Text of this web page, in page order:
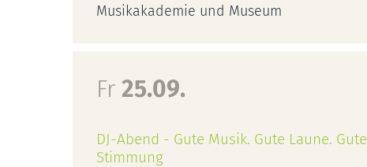
Musikakademie und Museum
Fr 25.09.
DJ-Abend - Gute Musik. Gute Laune. Gute
Stimmung